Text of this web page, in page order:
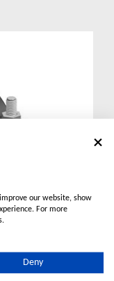
our website, show
For more
Deny